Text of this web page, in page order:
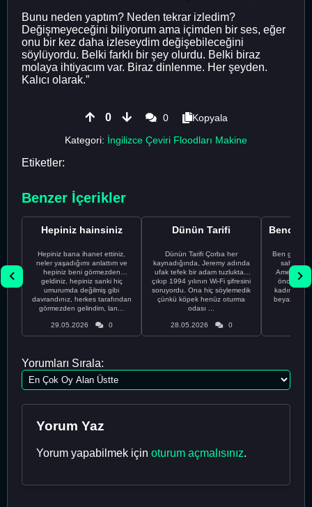
Bunu neden yaptım? Neden tekrar izledim?
Değişmeyeceğini biliyorum ama içimden bir ses, eğer
onu bir kez daha izleseydim değişebileceğini
söylüyordu. Belki farklı bir şey olurdu. Belki biraz
molaya ihtiyacım var. Biraz dinlenme. Her şeyden.
Kalıcı olarak.”
0 0
Kopyala
Kategori: İngilizce Çeviri Floodları Makine
Etiketler:
Benzer İçerikler
Hepiniz hainsiniz
Hepiniz bana ihanet ettiniz,
neler yaşadığımı anlattım ve
hepiniz beni görmezden
geldiniz, hepiniz sanki hiç
umurumda değilmiş gibi
davrandınız, herkes tarafından
görmezden gelindim, lan...
29.05.2026 0
Dünün Tarifi
Dünün Tarifi Çorba her
kaynadığında, Jeremy adında
ufak tefek bir adam tuzluktan
çıkıp 1994 yılının Wi-Fi şifresini
soruyordu. Ona hiç söylemedik
çünkü köpek henüz oturma
odası ...
28.05.2026 0
Ben gururlu
sahip
önce
kadınla
beyaz
Yorumları Sırala:
Yorum Yaz
Yorum yapabilmek için oturum açmalısınız.